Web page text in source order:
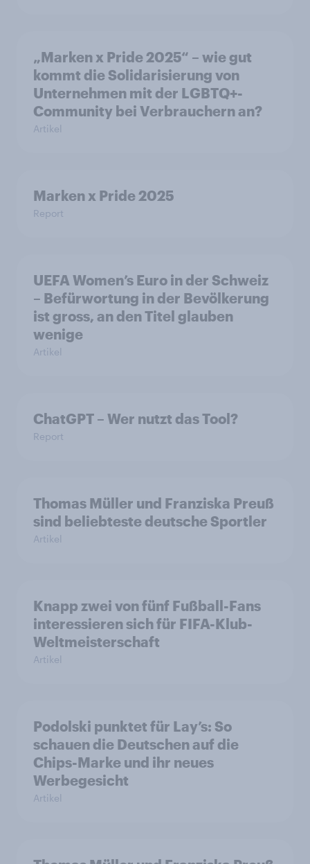
„Marken x Pride 2025“ – wie gut
kommt die Solidarisierung von
Unternehmen mit der LGBTQ+-
Community bei Verbrauchern an?
Artikel
Marken x Pride 2025
Report
UEFA Women’s Euro in der Schweiz
– Befürwortung in der Bevölkerung
ist gross, an den Titel glauben
wenige
Artikel
ChatGPT – Wer nutzt das Tool?
Report
Thomas Müller und Franziska Preuß
sind beliebteste deutsche Sportler
Artikel
Knapp zwei von fünf Fußball-Fans
interessieren sich für FIFA-Klub-
Weltmeisterschaft
Artikel
Podolski punktet für Lay’s: So
schauen die Deutschen auf die
Chips-Marke und ihr neues
Werbegesicht
Artikel